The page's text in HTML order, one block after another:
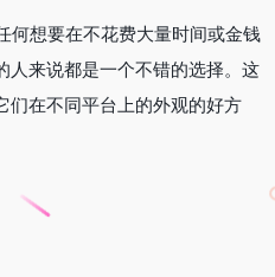
想要在不花费大量时间或金钱
人来说都是一个不错的选择。这
们在不同平台上的外观的好方